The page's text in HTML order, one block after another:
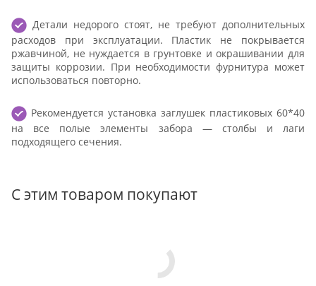
Детали недорого стоят, не требуют дополнительных
расходов при эксплуатации. Пластик не покрывается
ржавчиной, не нуждается в грунтовке и окрашивании для
защиты коррозии. При необходимости фурнитура может
использоваться повторно.
Рекомендуется установка заглушек пластиковых 60*40
на все полые элементы забора — столбы и лаги
подходящего сечения.
С этим товаром покупают